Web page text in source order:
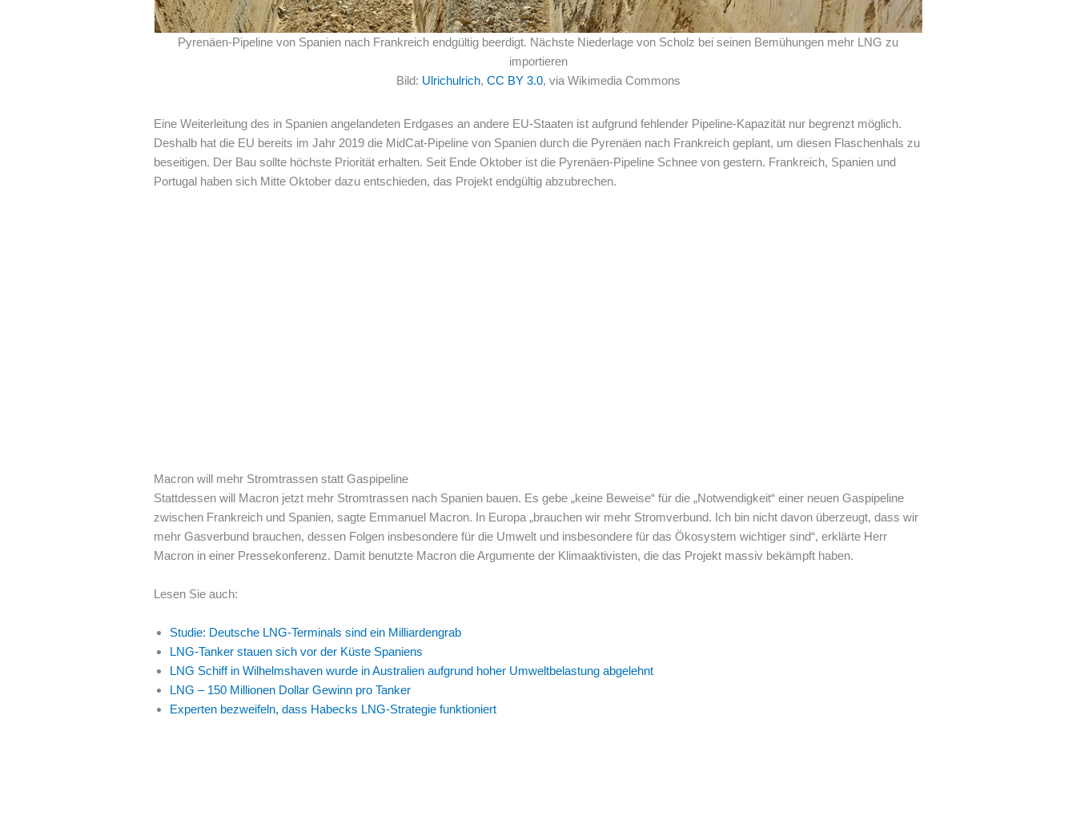
Pyrenäen-Pipeline von Spanien nach Frankreich endgültig beerdigt. Nächste Niederlage von Scholz bei seinen Bemühungen mehr LNG zu
importieren
Bild: Ulrichulrich, CC BY 3.0, via Wikimedia Commons
Eine Weiterleitung des in Spanien angelandeten Erdgases an andere EU-Staaten ist aufgrund fehlender Pipeline-Kapazität nur begrenzt möglich.
Deshalb hat die EU bereits im Jahr 2019 die MidCat-Pipeline von Spanien durch die Pyrenäen nach Frankreich geplant, um diesen Flaschenhals zu
beseitigen. Der Bau sollte höchste Priorität erhalten. Seit Ende Oktober ist die Pyrenäen-Pipeline Schnee von gestern. Frankreich, Spanien und
Portugal haben sich Mitte Oktober dazu entschieden, das Projekt endgültig abzubrechen.
Macron will mehr Stromtrassen statt Gaspipeline
Stattdessen will Macron jetzt mehr Stromtrassen nach Spanien bauen. Es gebe „keine Beweise“ für die „Notwendigkeit“ einer neuen Gaspipeline
zwischen Frankreich und Spanien, sagte Emmanuel Macron. In Europa „brauchen wir mehr Stromverbund. Ich bin nicht davon überzeugt, dass wir
mehr Gasverbund brauchen, dessen Folgen insbesondere für die Umwelt und insbesondere für das Ökosystem wichtiger sind“, erklärte Herr
Macron in einer Pressekonferenz. Damit benutzte Macron die Argumente der Klimaaktivisten, die das Projekt massiv bekämpft haben.
Lesen Sie auch:
Studie: Deutsche LNG-Terminals sind ein Milliardengrab
LNG-Tanker stauen sich vor der Küste Spaniens
LNG Schiff in Wilhelmshaven wurde in Australien aufgrund hoher Umweltbelastung abgelehnt
LNG – 150 Millionen Dollar Gewinn pro Tanker
Experten bezweifeln, dass Habecks LNG-Strategie funktioniert